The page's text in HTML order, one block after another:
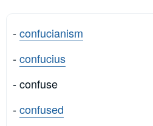
-confucianism
-confucius
- confuse
-confused